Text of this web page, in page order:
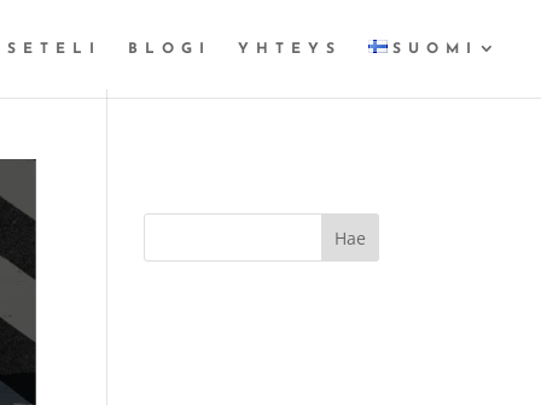
BLOGI YHTEYS SUOMI